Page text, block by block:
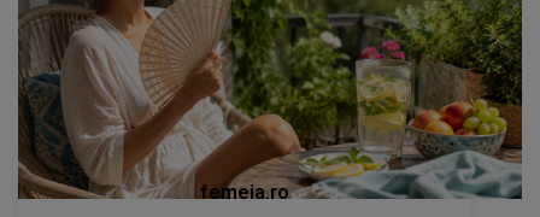
femeia.ro